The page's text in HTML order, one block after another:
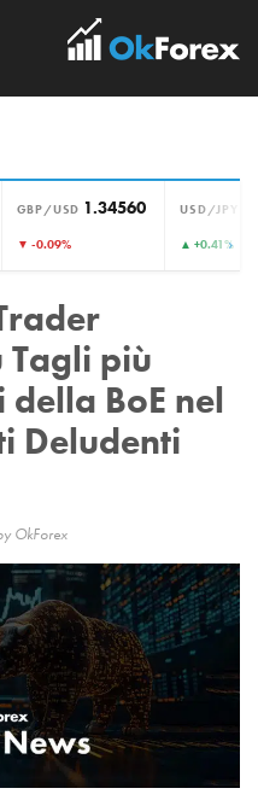
GBP/USD 1.34560
▼ -0.09%
USD/JPY
▲ +0.41%›
Tagli più
BoE nel
Deludenti
OkForex